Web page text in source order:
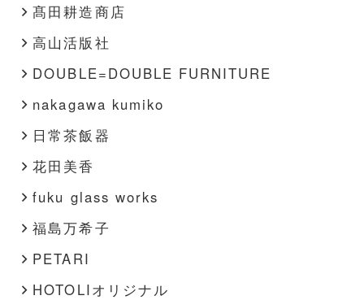
髙田耕造商店
高山活版社
DOUBLE=DOUBLE FURNITURE
nakagawa kumiko
日常茶飯器
花田美香
fuku glass works
福島万希子
PETARI
HOTOLIオリジナル